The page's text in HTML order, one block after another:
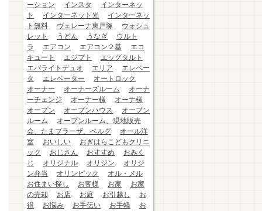
ーション
インスタ
インターネッ
ト
インターネット光
インターネッ
ト無料
ヴェレーナ東戸塚
ウォシュ
レット
うどん うなぎ
ウルト
ラ
エアコン エアコン２基
エコ
キュート
エジプト
エッグタルト
エバライトデュオ
エリア
エレベー
タ
エレベーター
オートロック
オーナー
オーナーズルーム
オーナ
ーチェンジ
オーナー様
オーナ様
オープン
オープンハウス
オープン
ルーム
オープンルーム、現地販売
会、たまプラーザ、ベルグ
オール洋
室
おいしい
おぎはらこどもクリニ
ック
おじさん おすすめ
おみく
じ
オリジナル オリジン
オリジ
ン弁当
オリンピック
オル・メル
お住まい探し
お客様 お家
お家
の売却
お店 お庭 お引越し
お
得
お悩み お手伝い お手軽
お